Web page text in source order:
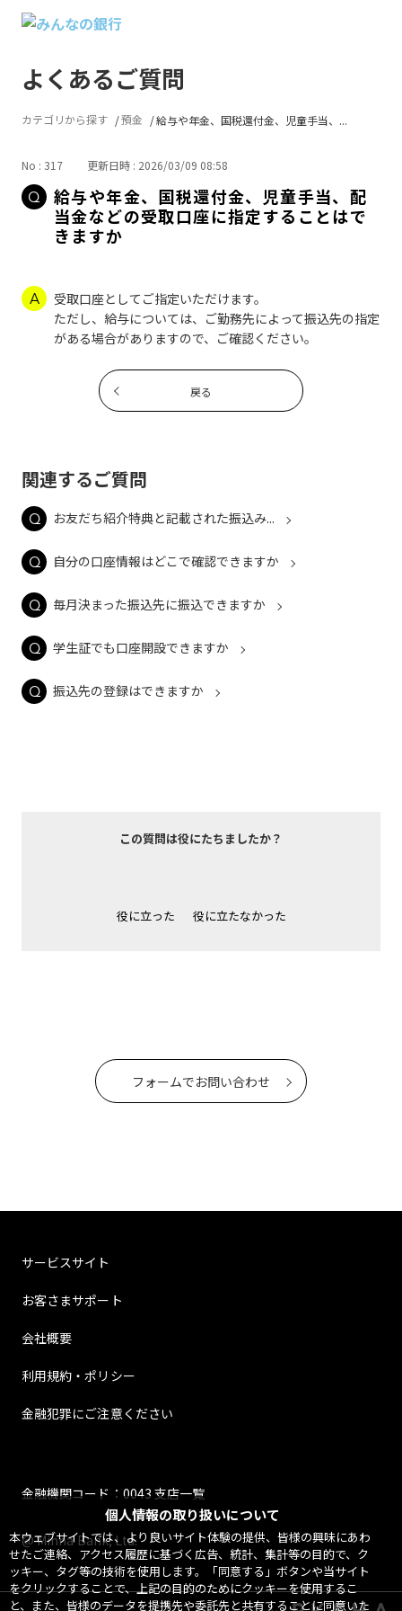
よくあるご質問
個人情報の取り扱いについて
本ウェブサイトでは、より良いサイト体験の提供、皆様の興味にあわ
せたご連絡、アクセス履歴に基づく広告、統計、集計等の目的で、ク
ッキー、タグ等の技術を使用します。「同意する」ボタンや当サイト
をクリックすることで、上記の目的のためにクッキーを使用するこ
と、また、皆様のデータを提携先や委託先と共有することに同意いた
カテゴリから探す 預金 給与や年金、国税還付金、児童手当、...
No : 317 更新日時 : 2026/03/09 08:58
給与や年金、国税還付金、児童手当、配
当金などの受取口座に指定することはで
きますか
受取口座としてご指定いただけます。
ただし、給与については、ご勤務先によって振込先の指定
がある場合がありますので、ご確認ください。
戻る
関連するご質問
お友だち紹介特典と記載された振込み...
自分の口座情報はどこで確認できますか
毎月決まった振込先に振込できますか
学生証でも口座開設できますか
振込先の登録はできますか
この質問は役にたちましたか？
役に立った 役に立たなかった
フォームでお問い合わせ
サービスサイト
お客さまサポート
会社概要
利用規約・ポリシー
金融犯罪にご注意ください
金融機関コード：0043 支店一覧
@ Minna Bank, Ltd.